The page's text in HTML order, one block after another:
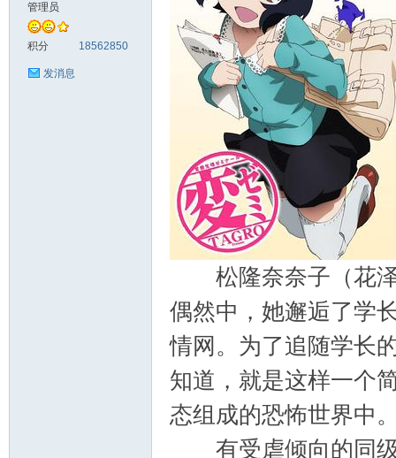
管理员
积分 18562850
发消息
松隆奈奈子（花泽
偶然中，她邂逅了学
情网。为了追随学长
知道，就是这样一个
态组成的恐怖世界中
有受虐倾向的同级